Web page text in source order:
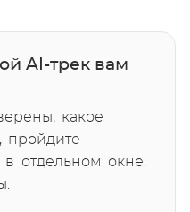
AI-трек вам
какое
пройдите
в отдельном окне.